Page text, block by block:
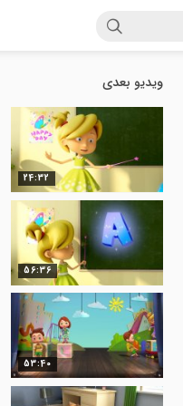
ویدیو بعدی
24:32
56:36
53:40